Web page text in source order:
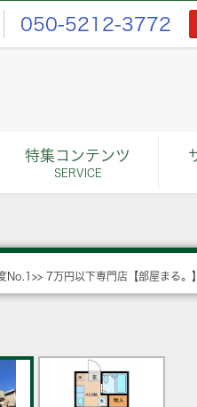
050-5212-3772
特集コンテンツ
SERVICE
No.1>> 7万円以下専門店【部屋まる。】